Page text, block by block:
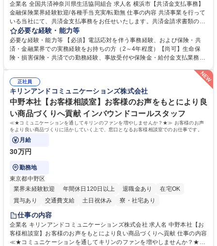
企業名 全国共済神奈川県生活協同組合 求人名 横浜市【共済金支払事務】
金融保険業界経験歓迎/各種手当充実/転勤無 仕事の内容 共済事業を行って
いる当社にて、共済金支払事務をお任せいたします。共済金請求書類の受
付・内容確認・審査・データ入力のほか、加入者様や医療機関等からの問
い合わせ電話対応や書類発送等を担当します。 ■共済金請求書類の受付、
内容確認、および共済金支払に関する審査・事務処理業務全般を担当 ■専
用システムへのデータ入力、各種必要書類の作成・発送作業 ■加入者様や
調査の対応および業務プロセスの改善活動 【業務内容の変更範囲】当社の
指定する業務 募集職種 横浜市【共済金支払事務】金融保険業界経験歓迎/
各種手当充実/転勤無
必要な経験・能力等
必要な経験・能力等 【必須】電話応対を伴う事務経験、および保険・共
済・金融業界での実務経験をお持ちの方（2～4年程度）【尚可】生命保
険・損害保険・共済での勤務経験、事故受付や保険金・給付金支払業務経
■チームワークを大切にし、素直に学べる方★外勤の保険営業から内勤事
務へのキャリアチェンジ希望者も大歓迎です！ 学歴・資格 学歴：大学院
大学 高専 短大 専修学校 高校 語学力： 資格：
正社員
キリンアンドコミュニケーションズ株式会社
中野本社【お客様相談室】お客様のお声をもとにより良
い商品づくりへ貢献 インバウンドコールスタッフ
≪★コミュニケーションを通してキリンのファンを増やしませんか？★≫ お客様のお声
をより良い商品づくりに活かしていく上で、窓口となるお客様相談室でのお仕事です。
月給
30万円
勤務地
東京都中野区
業界未経験歓迎
年間休日120日以上 退職金あり
在宅OK
賞与あり
交通費支給 土日祝休み 寮・社宅あり
仕事の内容
企業名 キリンアンドコミュニケーションズ株式会社 求人名 中野本社【お
客様相談室】お客様のお声をもとにより良い商品づくりへ貢献 仕事の内容
≪★コミュニケーションを通してキリンのファンを増やしませんか？★≫